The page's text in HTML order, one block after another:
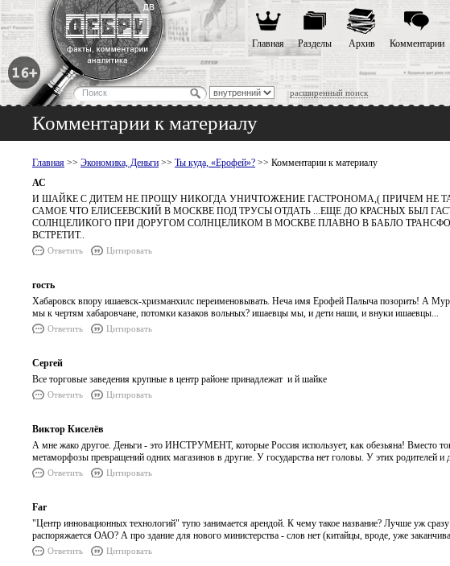
расширенный поиск
Главная Разделы Архив Комментарии
Комментарии к материалу
Главная >> Экономика, Деньги >> Ты куда, «Ерофей»? >> Комментарии к материалу
АС
И ШАЙКЕ С ДИТЕМ НЕ ПРОЩУ НИКОГДА УНИЧТОЖЕНИЕ ГАСТРОНОМА,( ПРИЧЕМ НЕ
САМОЕ ЧТО ЕЛИСЕЕВСКИЙ В МОСКВЕ ПОД ТРУСЫ ОТДАТЬ ...ЕЩЕ ДО КРАСНЫХ БЫЛ
СОЛНЦЕЛИКОГО ПРИ ДОРУГОМ СОЛНЦЕЛИКОМ В МОСКВЕ ПЛАВНО В БАБЛО
ВСТРЕТИТ..
Ответить Цитировать
гость
Хабаровск впору ишаевск-хризманхилс переименовывать. Неча имя Ерофей Палыча позорить! А
мы к чертям хабаровчане, потомки казаков вольных? ишаевцы мы, и дети наши, и внуки ишаевцы...
Ответить Цитировать
Сергей
Все торговые заведения крупные в центр районе принадлежат и й шайке
Ответить Цитировать
Виктор Киселёв
А мне жако другое. Деньги - это ИНСТРУМЕНТ, которые Россия использует, как обезьяна! Вместо
метаморфозы превращений одних магазинов в другие. У государства нет головы. У этих родителей и
Ответить Цитировать
Far
"Центр инновационных технологий" тупо занимается арендой. К чему такое название? Лучше уж
распоряжается ОАО? А про здание для нового министерства - слов нет (китайцы, вроде, уже
Ответить Цитировать